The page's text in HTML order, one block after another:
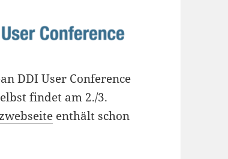
DDI User Conference
findet am 2./3.
enthält schon